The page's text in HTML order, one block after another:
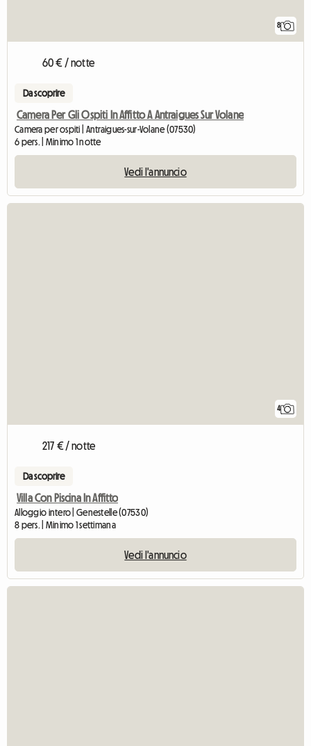
8
60 € / notte
Da scoprire
Camera Per Gli Ospiti In Affitto A Antraigues Sur Volane
Camera per ospiti | Antraigues-sur-Volane (07530)
6 pers. | Minimo 1 notte
Vedi l'annuncio
4
217 € / notte
Da scoprire
Villa Con Piscina In Affitto
Alloggio intero | Genestelle (07530)
8 pers. | Minimo 1 settimana
Vedi l'annuncio